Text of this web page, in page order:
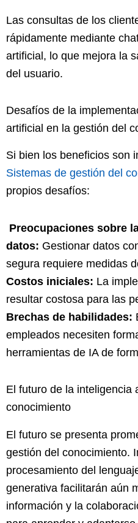
Las consultas de los
rápidamente mediante
artificial, lo que mejora la
del usuario.
Desafíos de la
artificial en la gestión del
Si bien los beneficios son
Sistemas de gestión del
propios desafíos:
Preocupaciones sobre
datos: Gestionar datos
segura requiere medidas
Costos iniciales: La
resultar costosa para las
Brechas de habilidades:
empleados necesiten
herramientas de IA de
El futuro de la inteligencia
conocimiento
El futuro se presenta
gestión del conocimiento.
procesamiento del
generativa facilitarán aún
información y la